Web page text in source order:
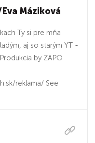
Máziková
Ty si pre mňa
aj so starým YT -
by ZAPO
reklama/ See